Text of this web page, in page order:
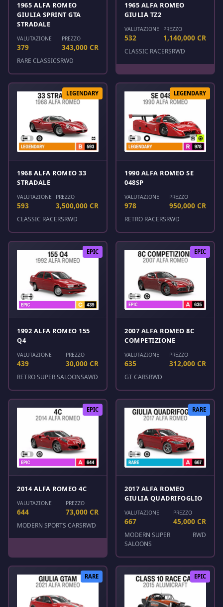
1965 ALFA ROMEO
GIULIA SPRINT GTA
STRADALE
VALUTAZIONE
379
PREZZO
343,000 CR
RARE CLASSICSRWD
1965 ALFA ROMEO
GIULIA TZ2
VALUTAZIONE
532
PREZZO
1,140,000 CR
CLASSIC RACERSRWD
LEGENDARY
1968 ALFA ROMEO 33
STRADALE
VALUTAZIONE
593
PREZZO
3,500,000 CR
CLASSIC RACERSRWD
LEGENDARY
1990 ALFA ROMEO SE
048SP
VALUTAZIONE
978
PREZZO
950,000 CR
RETRO RACERSRWD
EPIC
1992 ALFA ROMEO 155
Q4
VALUTAZIONE
439
PREZZO
30,000 CR
RETRO SUPER SALOONSAWD
EPIC
2007 ALFA ROMEO 8C
COMPETIZIONE
VALUTAZIONE
635
PREZZO
312,000 CR
GT CARSRWD
EPIC
2014 ALFA ROMEO 4C
VALUTAZIONE
644
PREZZO
73,000 CR
MODERN SPORTS CARSRWD
RARE
2017 ALFA ROMEO
GIULIA QUADRIFOGLIO
VALUTAZIONE
667
PREZZO
45,000 CR
MODERN SUPER
SALOONS
RWD
RARE EPIC